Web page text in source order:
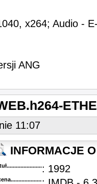
x264; Audio -
ANG
11:07
INFORMACJE
: 1992